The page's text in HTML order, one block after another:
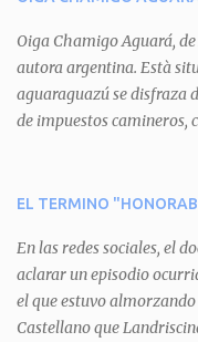
t
a
r
i
o
Oiga Chamigo Aguará,
autora argentina. Està
aguaraguazú se disfraza
de impuestos camineros,
aguará le provoca. De
del aguará y pasa sin
expuesta la mentira del
personajes a unirse para
quitarle el disfraz de
EL TERMINO
En las redes sociales, el
aclarar un episodio
el que estuvo
Castellano que